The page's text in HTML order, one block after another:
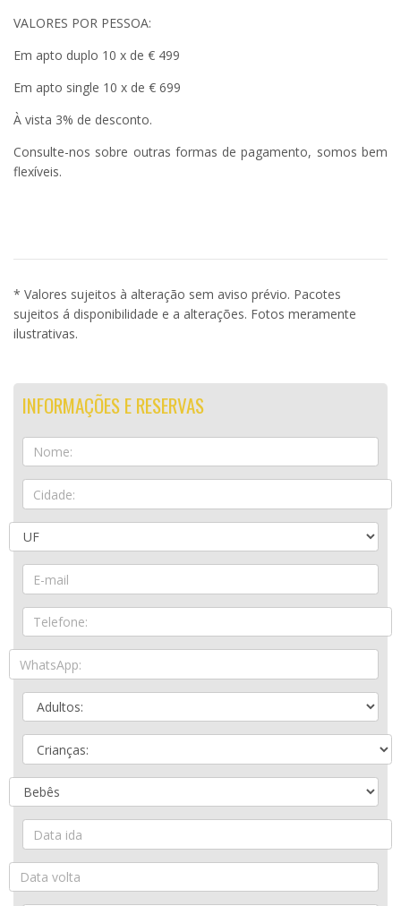
VALORES POR PESSOA:
Em apto duplo 10 x de € 499
Em apto single 10 x de € 699
À vista 3% de desconto.
Consulte-nos sobre outras formas de pagamento, somos bem
flexíveis.
* Valores sujeitos à alteração sem aviso prévio. Pacotes
sujeitos á disponibilidade e a alterações. Fotos meramente
ilustrativas.
INFORMAÇÕES E RESERVAS